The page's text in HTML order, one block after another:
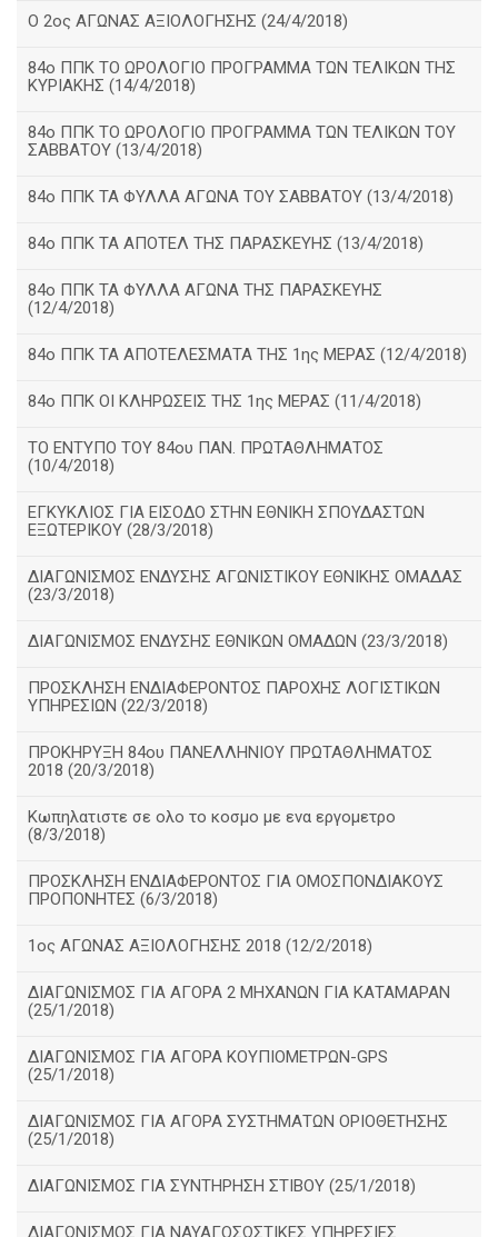
O 2ος ΑΓΩΝΑΣ ΑΞΙΟΛΟΓΗΣΗΣ (24/4/2018)
84ο ΠΠΚ ΤΟ ΩΡΟΛΟΓΙΟ ΠΡΟΓΡΑΜΜΑ ΤΩΝ ΤΕΛΙΚΩΝ ΤΗΣ
ΚΥΡΙΑΚΗΣ (14/4/2018)
84ο ΠΠΚ ΤΟ ΩΡΟΛΟΓΙΟ ΠΡΟΓΡΑΜΜΑ ΤΩΝ ΤΕΛΙΚΩΝ ΤΟΥ
ΣΑΒΒΑΤΟΥ (13/4/2018)
84ο ΠΠΚ ΤΑ ΦΥΛΛΑ ΑΓΩΝΑ ΤΟΥ ΣΑΒΒΑΤΟΥ (13/4/2018)
84ο ΠΠΚ ΤΑ ΑΠΟΤΕΛ ΤΗΣ ΠΑΡΑΣΚΕΥΗΣ (13/4/2018)
84ο ΠΠΚ ΤΑ ΦΥΛΛΑ ΑΓΩΝΑ ΤΗΣ ΠΑΡΑΣΚΕΥΗΣ
(12/4/2018)
84ο ΠΠΚ ΤΑ ΑΠΟΤΕΛΕΣΜΑΤΑ ΤΗΣ 1ης ΜΕΡΑΣ (12/4/2018)
84ο ΠΠΚ ΟΙ ΚΛΗΡΩΣΕΙΣ ΤΗΣ 1ης ΜΕΡΑΣ (11/4/2018)
ΤΟ ΕΝΤΥΠΟ ΤΟΥ 84ου ΠΑΝ. ΠΡΩΤΑΘΛΗΜΑΤΟΣ
(10/4/2018)
ΕΓΚΥΚΛΙΟΣ ΓΙΑ ΕΙΣΟΔΟ ΣΤΗΝ ΕΘΝΙΚΗ ΣΠΟΥΔΑΣΤΩΝ
ΕΞΩΤΕΡΙΚΟΥ (28/3/2018)
ΔΙΑΓΩΝΙΣΜΟΣ ΕΝΔΥΣΗΣ ΑΓΩΝΙΣΤΙΚΟΥ ΕΘΝΙΚΗΣ ΟΜΑΔΑΣ
(23/3/2018)
ΔΙΑΓΩΝΙΣΜΟΣ ΕΝΔΥΣΗΣ ΕΘΝΙΚΩΝ ΟΜΑΔΩΝ (23/3/2018)
ΠΡΟΣΚΛΗΣΗ ΕΝΔΙΑΦΕΡΟΝΤΟΣ ΠΑΡΟΧΗΣ ΛΟΓΙΣΤΙΚΩΝ
ΥΠΗΡΕΣΙΩΝ (22/3/2018)
ΠΡΟΚΗΡΥΞΗ 84ου ΠΑΝΕΛΛΗΝΙΟΥ ΠΡΩΤΑΘΛΗΜΑΤΟΣ
2018 (20/3/2018)
Κωπηλατιστε σε ολο το κοσμο με ενα εργομετρο
(8/3/2018)
ΠΡΟΣΚΛΗΣΗ ΕΝΔΙΑΦΕΡΟΝΤΟΣ ΓΙΑ ΟΜΟΣΠΟΝΔΙΑΚΟΥΣ
ΠΡΟΠΟΝΗΤΕΣ (6/3/2018)
1ος ΑΓΩΝΑΣ ΑΞΙΟΛΟΓΗΣΗΣ 2018 (12/2/2018)
ΔΙΑΓΩΝΙΣΜΟΣ ΓΙΑ ΑΓΟΡΑ 2 ΜΗΧΑΝΩΝ ΓΙΑ ΚΑΤΑΜΑΡΑΝ
(25/1/2018)
ΔΙΑΓΩΝΙΣΜΟΣ ΓΙΑ ΑΓΟΡΑ ΚΟΥΠΙΟΜΕΤΡΩΝ-GPS
(25/1/2018)
ΔΙΑΓΩΝΙΣΜΟΣ ΓΙΑ ΑΓΟΡΑ ΣΥΣΤΗΜΑΤΩΝ ΟΡΙΟΘΕΤΗΣΗΣ
(25/1/2018)
ΔΙΑΓΩΝΙΣΜΟΣ ΓΙΑ ΣΥΝΤΗΡΗΣΗ ΣΤΙΒΟΥ (25/1/2018)
ΔΙΑΓΩΝΙΣΜΟΣ ΓΙΑ ΝΑΥΑΓΟΣΩΣΤΙΚΕΣ ΥΠΗΡΕΣΙΕΣ